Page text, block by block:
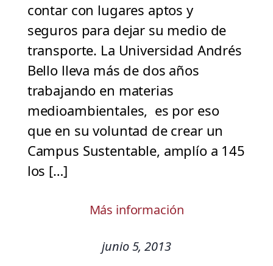
contar con lugares aptos y
seguros para dejar su medio de
transporte. La Universidad Andrés
Bello lleva más de dos años
trabajando en materias
medioambientales, es por eso
que en su voluntad de crear un
Campus Sustentable, amplío a 145
los […]
Más información
junio 5, 2013